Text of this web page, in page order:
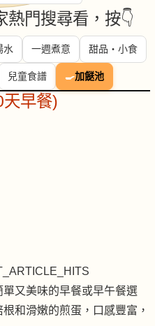
熱門搜尋看，按👇
水 一週煮意 甜品・小食
兒童食譜 🍳加餸池
早餐)
又美味的早餐或早午餐選
和滑嫩的煎蛋，口感豐富，